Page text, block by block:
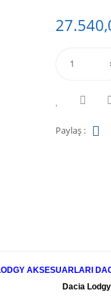
Paylaş :
AKSESUARLARI
Dacia